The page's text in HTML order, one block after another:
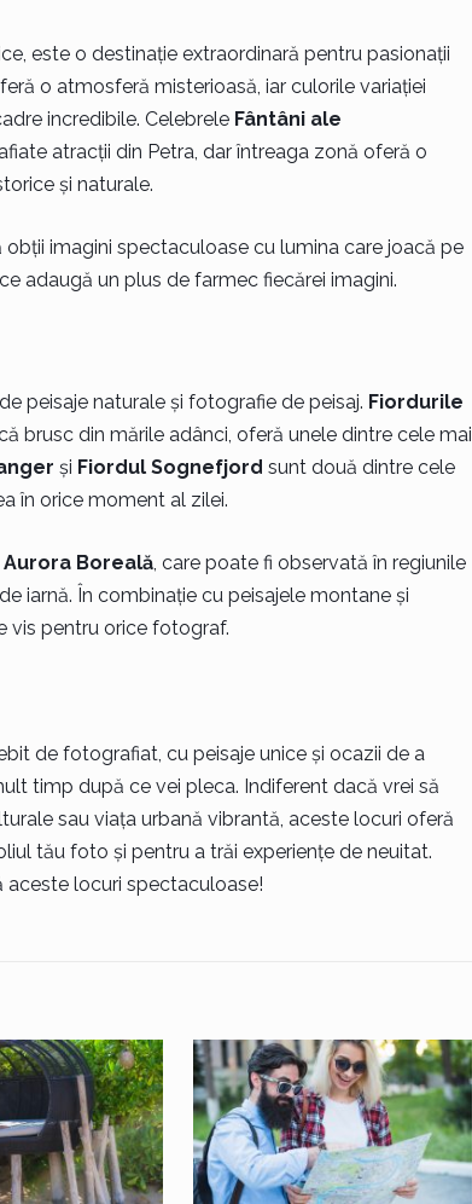
este o destinație extraordinară pentru pasionații
o atmosferă misterioasă, iar culorile variației
incredibile. Celebrele Fântâni ale
atracții din Petra, dar întreaga zonă oferă o
și naturale.
imagini spectaculoase cu lumina care joacă pe
adaugă un plus de farmec fiecărei imagini.
peisaje naturale și fotografie de peisaj. Fiordurile
brusc din mările adânci, oferă unele dintre cele mai
și Fiordul Sognefjord sunt două dintre cele
în orice moment al zilei.
Aurora Boreală, care poate fi observată în regiunile
iarnă. În combinație cu peisajele montane și
vis pentru orice fotograf.
de fotografiat, cu peisaje unice și ocazii de a
timp după ce vei pleca. Indiferent dacă vrei să
sau viața urbană vibrantă, aceste locuri oferă
tău foto și pentru a trăi experiențe de neuitat.
locuri spectaculoase!